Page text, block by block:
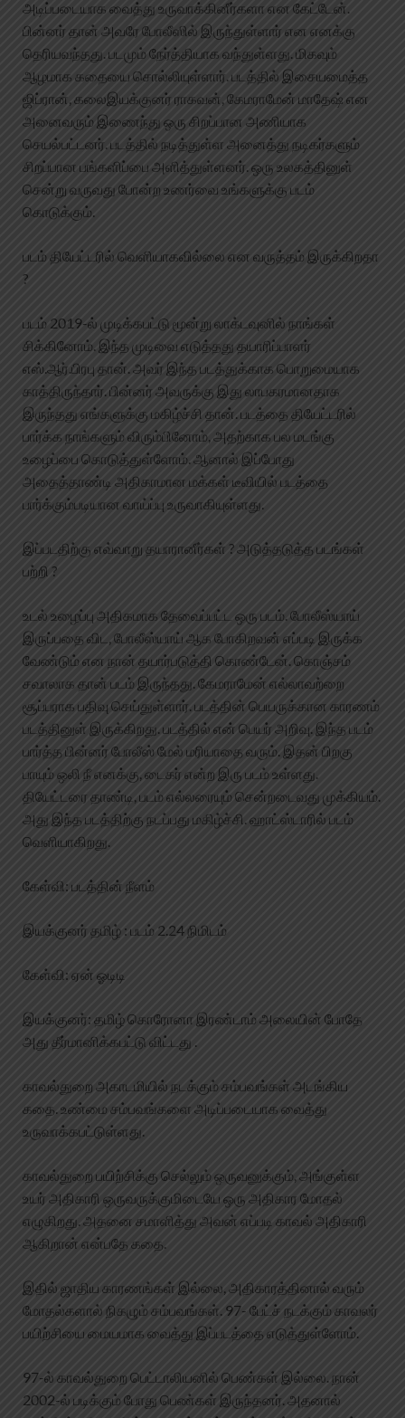
அடிப்படையாக வைத்து உருவாக்கினீர்களா என கேட்டேன்.
பின்னர் தான் அவரே போலீஸில் இருந்துள்ளார் என எனக்கு
தெரியவந்தது. படமும் நேர்த்தியாக வந்துள்ளது. மிகவும்
ஆழமாக கதையை சொல்லியுள்ளார். படத்தில் இசையமைத்த
ஜிப்ரான், கலைஇயக்குனர் ராகவன், கேமராமேன் மாதேஷ் என
அனைவரும் இணைந்து ஒரு சிறப்பான அணியாக
செயல்பட்டனர். படத்தில் நடித்துள்ள அனைத்து நடிகர்களும்
சிறப்பான பங்களிப்பை அளித்துள்ளனர். ஒரு உலகத்தினுள்
சென்று வருவது போன்ற உணர்வை உங்களுக்கு படம்
கொடுக்கும்.
படம் தியேட்டரில் வெளியாகவில்லை என வருத்தம் இருக்கிறதா
?
படம் 2019-ல் முடிக்கபட்டு மூன்று லாக்டவுனில் நாங்கள்
சிக்கினோம். இந்த முடிவை எடுத்தது தயாரிப்பாளர்
எஸ்.ஆர்.பிரபு தான். அவர் இந்த படத்துக்காக பொறுமையாக
காத்திருந்தார். பின்னர் அவருக்கு இது லாபகரமானதாக
இருந்தது எங்களுக்கு மகிழ்ச்சி தான். படத்தை தியேட்டரில்
பார்க்க நாங்களும் விரும்பினோம், அதற்காக பல மடங்கு
உழைப்பை கொடுத்துள்ளோம். ஆனால் இப்போது
அதைத்தாண்டி அதிகாமான மக்கள் டீவியில் படத்தை
பார்க்கும்படியான வாய்ப்பு உருவாகியுள்ளது.
இப்படதிற்கு எவ்வாறு தயாரானீர்கள் ? அடுத்தடுத்த படங்கள்
பற்றி ?
உடல் உழைப்பு அதிகமாக தேவைப்பட்ட ஒரு படம். போலீஸ்யாய்
இருப்பதை விட, போலீஸ்யாய் ஆக போகிறவன் எப்படி இருக்க
வேண்டும் என நான் தயார்படுத்தி கொண்டேன். கொஞ்சம்
சவாலாக தான் படம் இருந்தது. கேமராமேன் எல்லாவற்றை
சூப்பராக பதிவு செய்துள்ளார். படத்தின் பெயருக்கான காரணம்
படத்தினுள் இருக்கிறது. படத்தில் என் பெயர் அறிவு. இந்த படம்
பார்த்த பின்னர் போலீஸ் மேல் மரியாதை வரும். இதன் பிறகு
பாயும் ஒலி நீ எனக்கு, டைகர் என்ற இரு படம் உள்ளது.
தியேட்டரை தாண்டி, படம் எல்லரையும் சென்றடைவது முக்கியம்.
அது இந்த படத்திற்கு நடப்பது மகிழ்ச்சி. ஹாட்ஸ்டாரில் படம்
வெளியாகிறது.
கேள்வி: படத்தின் நீளம்
இயக்குனர் தமிழ் : படம் 2.24 நிமிடம்
கேள்வி: ஏன் ஓடிடி
இயக்குனர்: தமிழ் கொரோனா இரண்டாம் அலையின் போதே
அது தீர்மானிக்கபட்டு விட்டது .
காவல்துறை அகாடமியில் நடக்கும் சம்பவங்கள் அடங்கிய
கதை. உண்மை சம்பவங்களை அடிப்படையாக வைத்து
உருவாக்கபட்டுள்ளது.
காவல்துறை பயிற்சிக்கு செல்லும் ஒருவனுக்கும், அங்குள்ள
உயர் அதிகாரி ஒருவருக்குமிடையே ஒரு அதிகார மோதல்
எழுகிறது. அதனை சமாளித்து அவன் எப்படி காவல் அதிகாரி
ஆகிறான் என்பதே கதை.
இதில் ஜாதிய காரணங்கள் இல்லை, அதிகாரத்தினால் வரும்
மோதல்களால் நிகழும் சம்பவங்கள். 97- பேட்ச் நடக்கும் காவலர்
பயிற்சியை மையமாக வைத்து இப்படத்தை எடுத்துள்ளோம்.
97-ல் காவல்துறை பெட்டாலியனில் பெண்கள் இல்லை. நான்
2002-ல் படிக்கும் போது பெண்கள் இருந்தனர். அதனால்